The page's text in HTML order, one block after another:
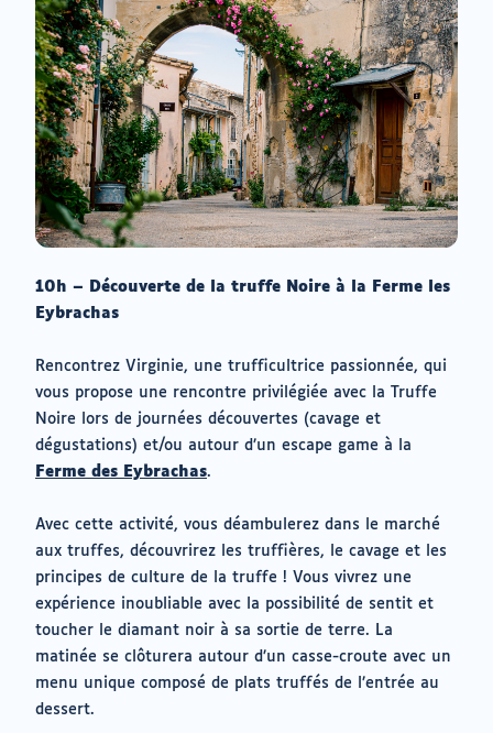
10h – Découverte de la truffe Noire à la Ferme les
Eybrachas
Rencontrez Virginie, une trufficultrice passionnée, qui
vous propose une rencontre privilégiée avec la Truffe
Noire lors de journées découvertes (cavage et
dégustations) et/ou autour d’un escape game à la
Ferme des Eybrachas.
Avec cette activité, vous déambulerez dans le marché
aux truffes, découvrirez les truffières, le cavage et les
principes de culture de la truffe ! Vous vivrez une
expérience inoubliable avec la possibilité de sentit et
toucher le diamant noir à sa sortie de terre. La
matinée se clôturera autour d’un casse-croute avec un
menu unique composé de plats truffés de l’entrée au
dessert.